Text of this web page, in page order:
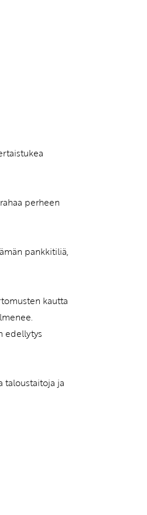
perheen
pankkitiliä,
kautta
edellytys
taloustaitoja ja